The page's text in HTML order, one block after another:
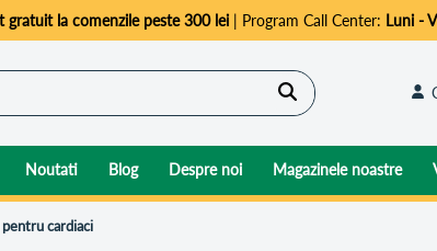
gratuit la comenzile peste 300 lei| Program Call Center: Luni -
Cautare
Noutati Blog Despre noi Magazinele noastre
cardiaci